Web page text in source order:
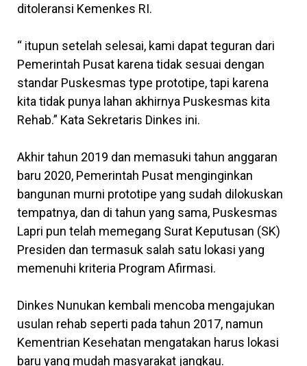
ditoleransi Kemenkes RI.
“ itupun setelah selesai, kami dapat teguran dari
Pemerintah Pusat karena tidak sesuai dengan
standar Puskesmas type prototipe, tapi karena
kita tidak punya lahan akhirnya Puskesmas kita
Rehab.” Kata Sekretaris Dinkes ini.
Akhir tahun 2019 dan memasuki tahun anggaran
baru 2020, Pemerintah Pusat menginginkan
bangunan murni prototipe yang sudah dilokuskan
tempatnya, dan di tahun yang sama, Puskesmas
Lapri pun telah memegang Surat Keputusan (SK)
Presiden dan termasuk salah satu lokasi yang
memenuhi kriteria Program Afirmasi.
Dinkes Nunukan kembali mencoba mengajukan
usulan rehab seperti pada tahun 2017, namun
Kementrian Kesehatan mengatakan harus lokasi
baru yang mudah masyarakat jangkau.